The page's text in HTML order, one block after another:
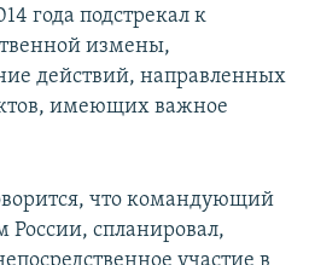
года подстрекал к
измены,
действий, направленных
имеющих важное
что командующий
спланировал,